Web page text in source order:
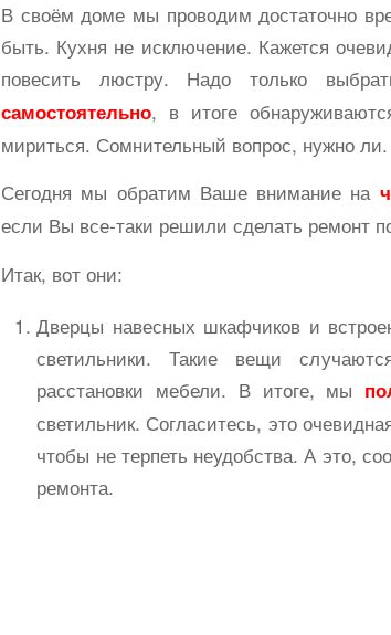
В своём доме мы проводим достаточно
быть. Кухня не исключение. Кажется
повесить люстру. Надо только
самостоятельно, в итоге
мириться. Сомнительный вопрос, нужно ли.
Сегодня мы обратим Ваше внимание на
если Вы все-таки решили сделать ремонт
Итак, вот они:
Дверцы навесных шкафчиков и
светильники. Такие вещи
расстановки мебели. В итоге, мы
светильник. Согласитесь, это
чтобы не терпеть неудобства. А это,
ремонта.